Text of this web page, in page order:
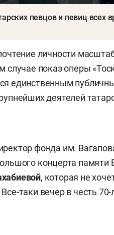
певцов и певиц всех
личности
случае показ оперы
единственным
деятелей
фонда им.
концерта памяти
, которая не
таки вечер в честь 70-